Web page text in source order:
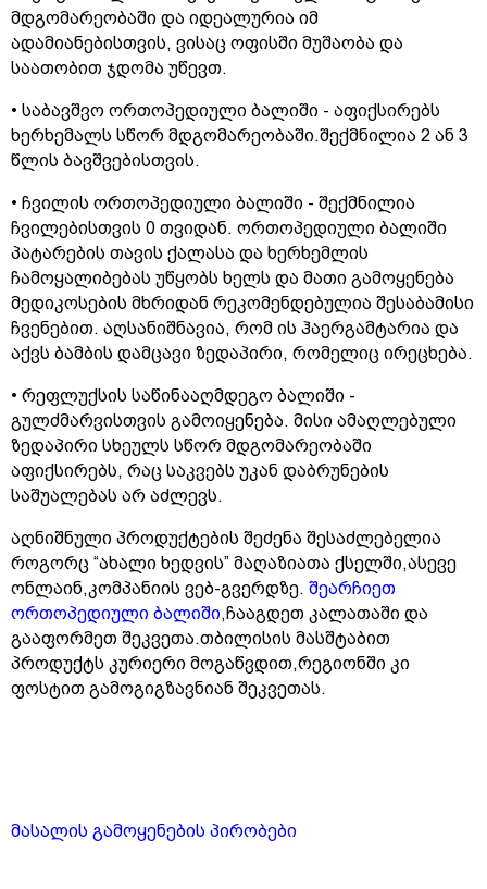
მდგომარეობაში და იდეალურია იმ
ადამიანებისთვის, ვისაც ოფისში მუშაობა და
საათობით ჯდომა უწევთ.
• საბავშვო ორთოპედიული ბალიში - აფიქსირებს
ხერხემალს სწორ მდგომარეობაში.შექმნილია 2 ან 3
წლის ბავშვებისთვის.
• ჩვილის ორთოპედიული ბალიში - შექმნილია
ჩვილებისთვის 0 თვიდან. ორთოპედიული ბალიში
პატარების თავის ქალასა და ხერხემლის
ჩამოყალიბებას უწყობს ხელს და მათი გამოყენება
მედიკოსების მხრიდან რეკომენდებულია შესაბამისი
ჩვენებით. აღსანიშნავია, რომ ის ჰაერგამტარია და
აქვს ბამბის დამცავი ზედაპირი, რომელიც ირეცხება.
• რეფლუქსის საწინააღმდეგო ბალიში -
გულძმარვისთვის გამოიყენება. მისი ამაღლებული
ზედაპირი სხეულს სწორ მდგომარეობაში
აფიქსირებს, რაც საკვებს უკან დაბრუნების
საშუალებას არ აძლევს.
აღნიშნული პროდუქტების შეძენა შესაძლებელია
როგორც “ახალი ხედვის” მაღაზიათა ქსელში,ასევე
ონლაინ,კომპანიის ვებ-გვერდზე. შეარჩიეთ
ორთოპედიული ბალიში,ჩააგდეთ კალათაში და
გააფორმეთ შეკვეთა.თბილისის მასშტაბით
პროდუქტს კურიერი მოგაწვდით,რეგიონში კი
ფოსტით გამოგიგზავნიან შეკვეთას.
მასალის გამოყენების პირობები